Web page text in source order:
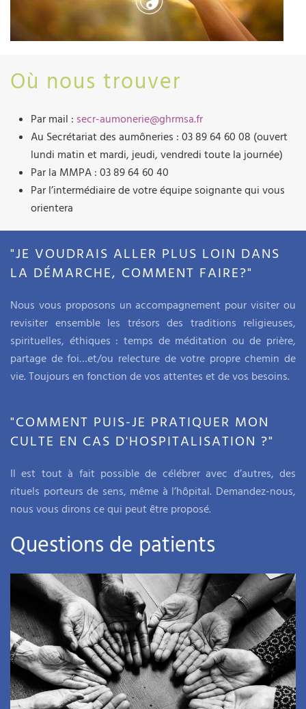
Où nous trouver
Par mail : secr-aumonerie@ghrmsa.fr
Au Secrétariat des aumôneries : 03 89 64 60 08 (ouvert
lundi matin et mardi, jeudi, vendredi toute la journée)
Par la MMPA : 03 89 64 60 40
Par l’intermédiaire de votre équipe soignante qui vous
orientera
"JE VOUDRAIS ALLER PLUS LOIN DANS
LA DÉMARCHE, COMMENT FAIRE?"
Nous vous proposons un accompagnement pour visiter ou
revisiter ensemble les trésors des traditions religieuses,
spirituelles, éthiques : temps de méditation ou de prière,
partage de foi…et/ou relecture de votre propre chemin de
vie. Toujours en fonction de vos attentes et de vos besoins.
"COMMENT PUIS-JE PRATIQUER MON
CULTE EN CAS D'HOSPITALISATION ?"
Il est tout à fait possible de célébrer avec d’autres, des
rituels porteurs de sens, même à l’hôpital. Demandez-nous,
nous vous dirons ce qui peut être proposé.
Questions de patients